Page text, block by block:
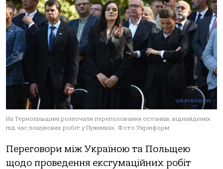
На Тернопільщині розпочали перепоховання останків, віднайдених
під час пошукових робіт у Пужниках. Фото Укрінформ.
Переговори між Україною та Польщею
щодо проведення ексгумаційних робіт